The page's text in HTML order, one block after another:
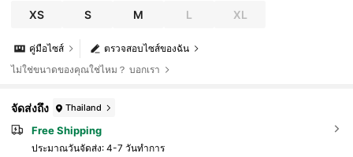
XS S M L XL
ตรวจสอบไซส์ของฉัน
คู่มือไซส์
ไม่ใช่ขนาดของคุณใช่ไหม？ บอกเรา
จัดส่งถึง Thailand
Free Shipping
ประมาณวันจัดส่ง: 4-7 วันทำการ